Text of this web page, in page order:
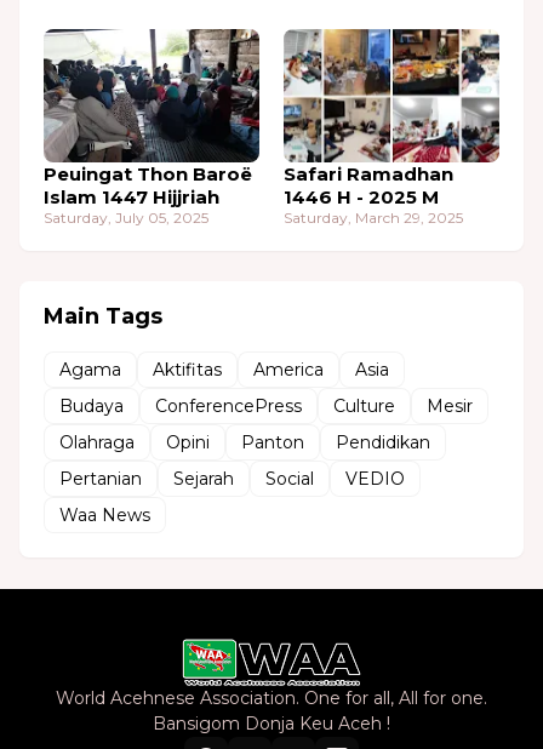
Peuingat Thon Baroë
Islam 1447 Hijjriah
Saturday, July 05, 2025
Safari Ramadhan
1446 H - 2025 M
Saturday, March 29, 2025
Main Tags
Agama Aktifitas America
Asia
Budaya
ConferencePress Culture
Mesir
Olahraga
Opini Panton
Pendidikan
Pertanian
Sejarah Social
VEDIO
Waa News
World Acehnese Association. One for all, All for one.
Bansigom Donja Keu Aceh !